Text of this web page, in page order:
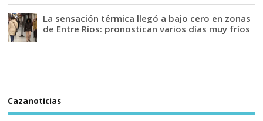
La sensación térmica llegó a bajo cero en zonas
de Entre Ríos: pronostican varios días muy fríos
Cazanoticias